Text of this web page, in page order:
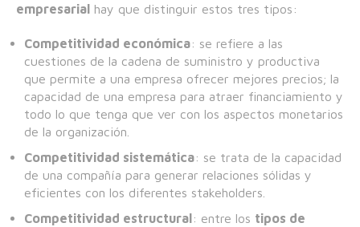
empresarial hay que distinguir estos tres tipos:
Competitividad económica: se refiere a las
cuestiones de la cadena de suministro y productiva
que permite a una empresa ofrecer mejores precios; la
capacidad de una empresa para atraer financiamiento y
todo lo que tenga que ver con los aspectos monetarios
de la organización.
Competitividad sistemática: se trata de la capacidad
de una compañía para generar relaciones sólidas y
eficientes con los diferentes stakeholders.
Competitividad estructural: entre los tipos de